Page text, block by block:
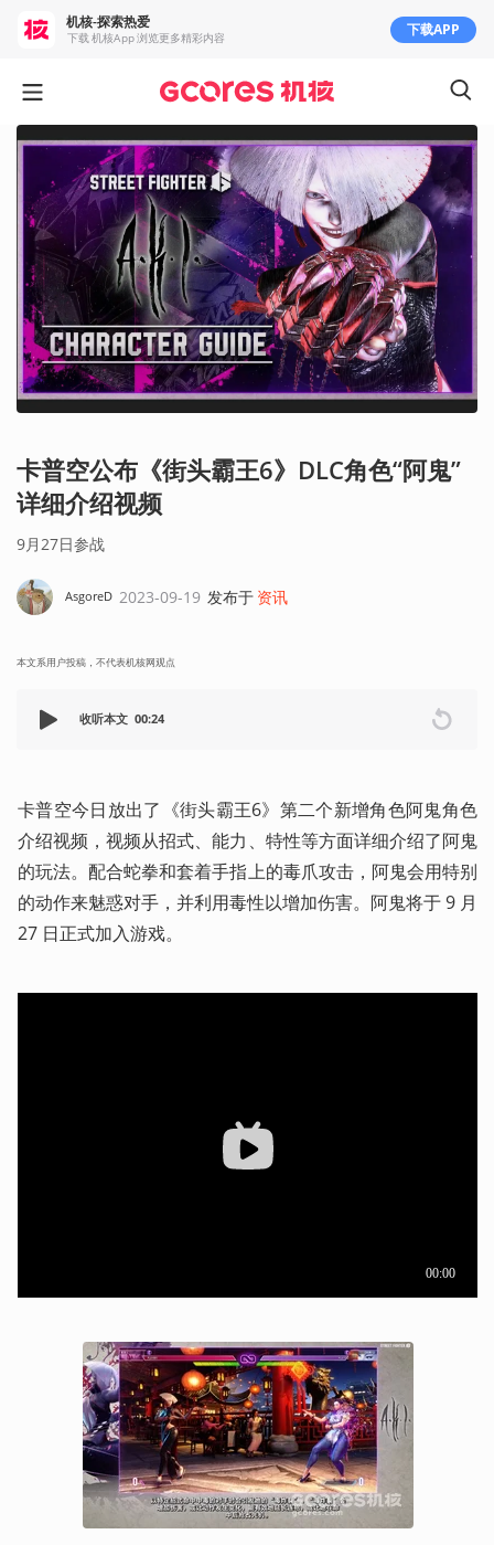
卡普空公布《街头霸王6》DLC角色“阿鬼”
详细介绍视频
9月27日参战
AsgoreD 2023-09-19 发布于 资讯
本文系用户投稿，不代表机核网观点
收听本文 00:24
卡普空今日放出了《街头霸王6》第二个新增角色阿鬼角色
介绍视频，视频从招式、能力、特性等方面详细介绍了阿鬼
的玩法。配合蛇拳和套着手指上的毒爪攻击，阿鬼会用特别
的动作来魅惑对手，并利用毒性以增加伤害。阿鬼将于 9 月
27 日正式加入游戏。
机核-探索热爱
下载 机核App 浏览更多精彩内容 下载APP